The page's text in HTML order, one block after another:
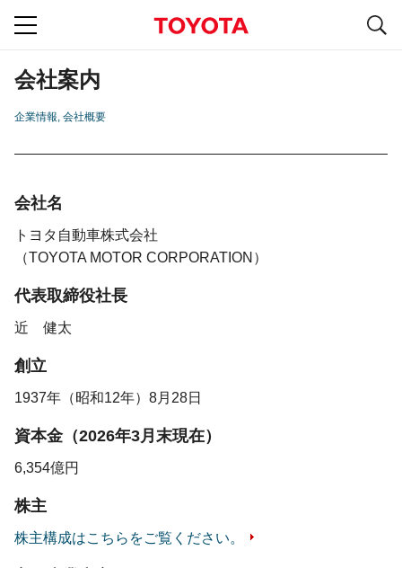
会社案内
企業情報 会社概要
会社名
トヨタ自動車株式会社
（TOYOTA MOTOR CORPORATION）
代表取締役社長
近 健太
創立
1937年（昭和12年）8月28日
資本金（2026年3月末現在）
6,354億円
株主
株主構成はこちらをご覧ください。